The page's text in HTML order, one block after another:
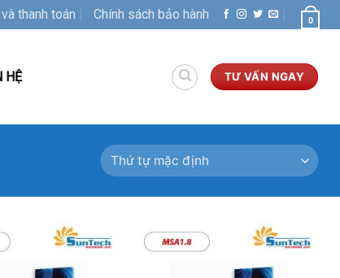
thanh toán Chính sách bảo hành 0
HỆ TƯ VẤN NGAY